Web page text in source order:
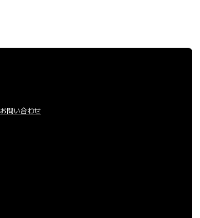
お問い合わせ